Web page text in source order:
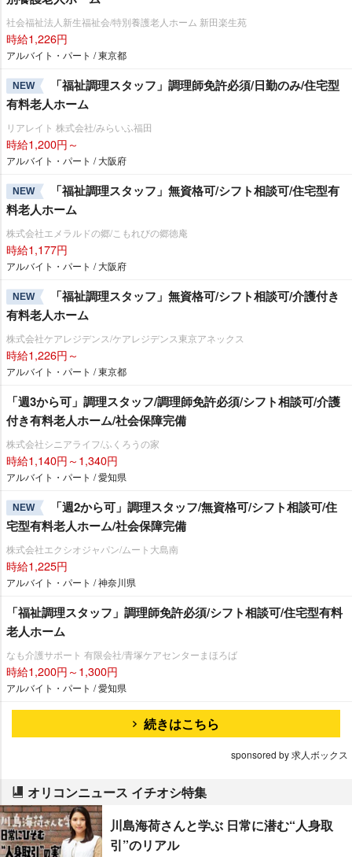
社会福祉法人新生福祉会/特別養護老人ホーム 新田楽生苑
時給1,226円
アルバイト・パート / 東京都
NEW
「福祉調理スタッフ」調理師免許必須/日勤のみ/住宅型
有料老人ホーム
リアレイト 株式会社/みらいふ福田
時給1,200円～
アルバイト・パート / 大阪府
NEW
「福祉調理スタッフ」無資格可/シフト相談可/住宅型有
料老人ホーム
株式会社エメラルドの郷/こもれびの郷徳庵
時給1,177円
アルバイト・パート / 大阪府
NEW
「福祉調理スタッフ」無資格可/シフト相談可/介護付き
有料老人ホーム
株式会社ケアレジデンス/ケアレジデンス東京アネックス
時給1,226円～
アルバイト・パート / 東京都
「週3から可」調理スタッフ/調理師免許必須/シフト相談可/介護
付き有料老人ホーム/社会保障完備
株式会社シニアライフ/ふくろうの家
時給1,140円～1,340円
アルバイト・パート / 愛知県
NEW
「週2から可」調理スタッフ/無資格可/シフト相談可/住
宅型有料老人ホーム/社会保障完備
株式会社エクシオジャパン/ムート大島南
時給1,225円
アルバイト・パート / 神奈川県
「福祉調理スタッフ」調理師免許必須/シフト相談可/住宅型有料
老人ホーム
なも介護サポート 有限会社/青塚ケアセンターまほろば
時給1,200円～1,300円
アルバイト・パート / 愛知県
続きはこちら
sponsored by 求人ボックス
オリコンニュース イチオシ特集
川島海荷さんと学ぶ 日常に潜む“人身取
引”のリアル